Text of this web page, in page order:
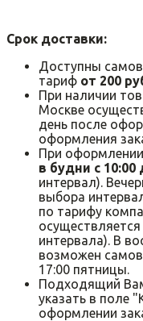
Срок доставки:
Доступны
тариф от 200
При наличии
Москве
день после
оформления
При
в будни с 10:00
интервал).
выбора
по тарифу
осуществляется
интервала). В
возможен
17:00 пятницы.
Подходящий
указать в поле
оформлении